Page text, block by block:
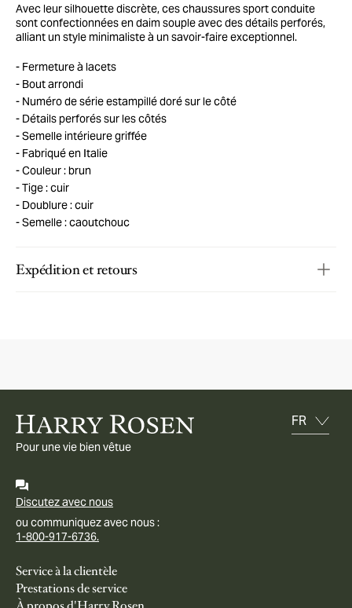
Avec leur silhouette discrète, ces chaussures sport conduite
sont confectionnées en daim souple avec des détails perforés,
alliant un style minimaliste à un savoir-faire exceptionnel.
Fermeture à lacets
Bout arrondi
Numéro de série estampillé doré sur le côté
Détails perforés sur les côtés
Semelle intérieure griffée
Fabriqué en Italie
Couleur : brun
Tige : cuir
Doublure : cuir
Semelle : caoutchouc
Expédition et retours
Pour une vie bien vêtue
Discutez avec nous
ou communiquez avec nous :
1-800-917-6736.
Service à la clientèle
Prestations de service